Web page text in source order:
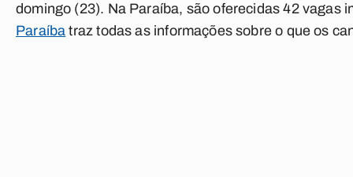
domingo (23). Na Paraíba, são oferecidas 42 vagas
Paraíba traz todas as informações sobre o que os